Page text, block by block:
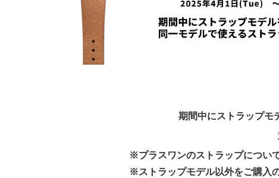
期間中にストラップモ
※プラスワンのストラップについ
※ストラップモデル以外をご購入